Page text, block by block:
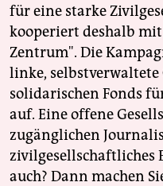
für eine starke
kooperiert deshalb
Zentrum". Die
linke,
solidarischen Fonds
auf. Eine offene
zugänglichen
zivilgesellschaftliches
auch? Dann machen